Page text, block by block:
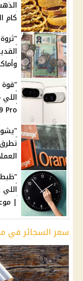
كام
"قوة
9 Pro | مواصفاته وسعره
|
سعر السجائر في